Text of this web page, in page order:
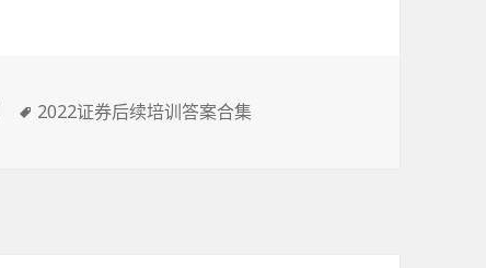
标
2022证券后续培训答案合集